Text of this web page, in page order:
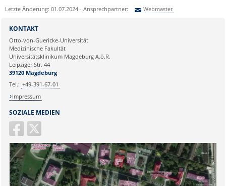
Letzte Änderung: 01.07.2024 - Ansprechpartner: Webmaster
Ihre E-Mailadresse:
Ihr Anliegen:
SOZIALE MEDIEN
KONTAKT
Otto-von-Guericke-Universität
Medizinische Fakultät
Universitätsklinikum Magdeburg A.ö.R.
Leipziger Str. 44
39120 Magdeburg
Tel.: +49-391-67-01
Impressum